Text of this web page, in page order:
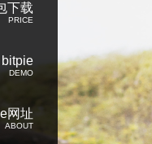
下载
PRICE
bitpie
DEMO
网址
ABOUT